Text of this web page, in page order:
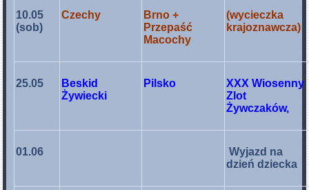
10.05
(sob)
Czechy
Brno +
Przepaść
Macochy
(wycieczka
krajoznawcza)
25.05
Beskid
Żywiecki
Pilsko
XXX Wiosenny
Zlot
Żywczaków,
01.06
Wyjazd na
dzień dziecka